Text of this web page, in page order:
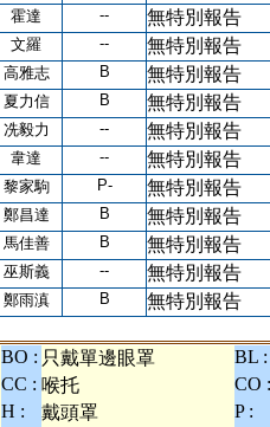
霍達 -- 無特別報告
文羅 -- 無特別報告
高雅志 B 無特別報告
夏力信 B 無特別報告
冼毅力 -- 無特別報告
韋達 -- 無特別報告
黎家駒 P- 無特別報告
鄭昌達 B 無特別報告
馬佳善 B 無特別報告
巫斯義 -- 無特別報告
鄭雨滇 B 無特別報告
BO : 只戴單邊眼罩
BL :
CC : 喉托
CO :
H : 戴頭罩
P :